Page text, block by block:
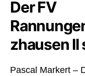
Der FV
zhausen II
Pascal Markert –